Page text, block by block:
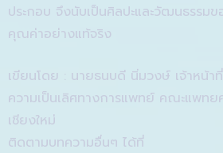
ประกอบ จึงนับเป็นศิลปะและวัฒนธรรมข
คุณค่าอย่างแท้จริง
เขียนโดย : นายธนบดี นิ่มวงษ์ เจ้าหน้า
ความเป็นเลิศทางการแพทย์ คณะแพท
เชียงใหม่
ติดตามบทความอื่นๆ ได้ที่